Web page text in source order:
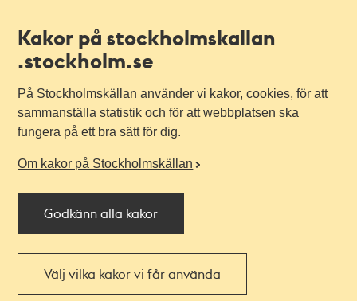
Kakor på stockholmskallan
.stockholm.se
På Stockholmskällan använder vi kakor, cookies, för att
sammanställa statistik och för att webbplatsen ska
fungera på ett bra sätt för dig.
Om kakor på Stockholmskällan
Godkänn alla kakor
Välj vilka kakor vi får använda